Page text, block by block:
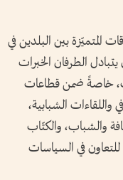
المتميّزة بين البلدين في
الطرفان الخبرات
خاصةً ضمن قطاعات
واللقاءات الشبابية،
والشباب، والكتّاب
للتعاون في السياسات